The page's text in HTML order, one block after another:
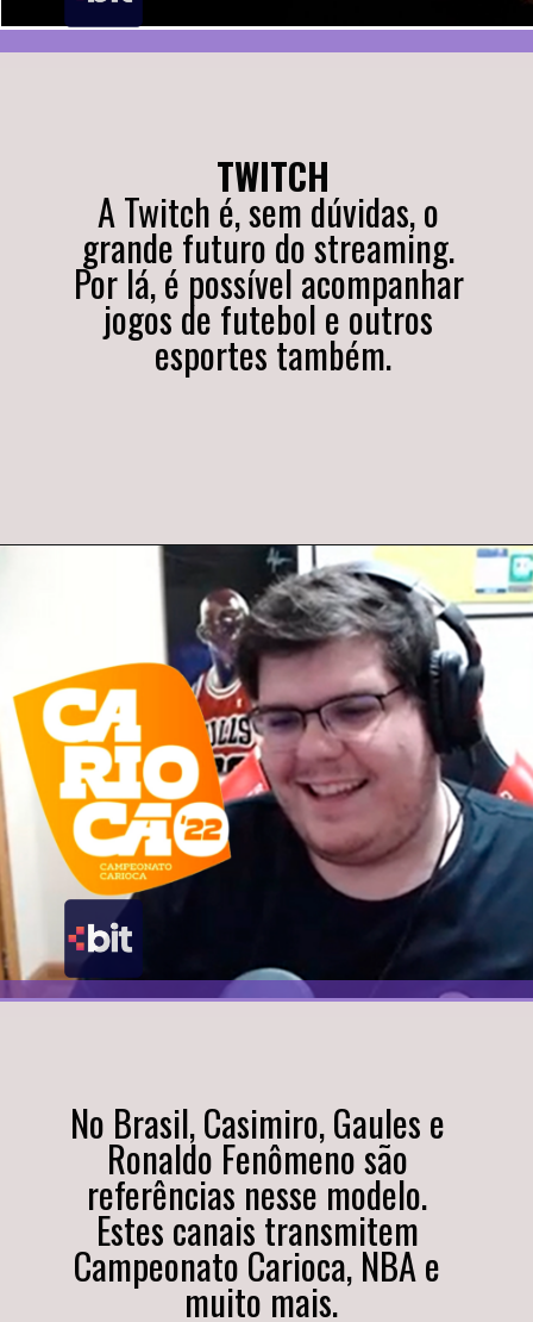
TWITCH
A Twitch é, sem dúvidas, o
grande futuro do streaming.
Por lá, é possível acompanhar
jogos de futebol e outros
esportes também.
No Brasil, Casimiro, Gaules e
Ronaldo Fenômeno são
referências nesse modelo.
Estes canais transmitem
Campeonato Carioca, NBA e
muito mais.